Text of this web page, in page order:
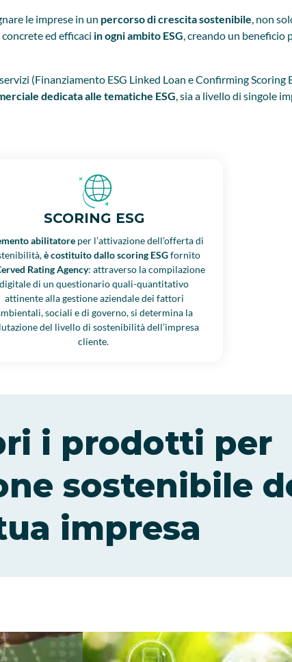
le imprese in un percorso di crescita sostenibile, non
ed efficaci in ogni ambito ESG, creando un beneficio
(Finanziamento ESG Linked Loan e Confirming Scoring
dedicata alle tematiche ESG, sia a livello di singole
SCORING ESG
abilitatore per l’attivazione dell’offerta di
è costituito dallo scoring ESGfornito
Rating Agency: attraverso la compilazione
digitale di un questionario quali-quantitativo
attinente alla gestione aziendale dei fattori
sociali e di governo, si determina la
del livello di sostenibilità dell’impresa
cliente.
i prodotti per
sostenibile
impresa